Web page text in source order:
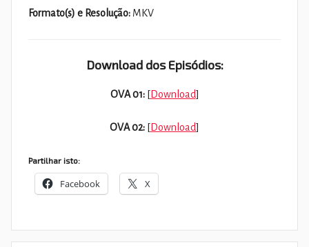
Formato(s) e Resolução: MKV
Download dos Episódios:
OVA 01:[Download]
OVA 02: [Download]
Partilhar isto:
Facebook X